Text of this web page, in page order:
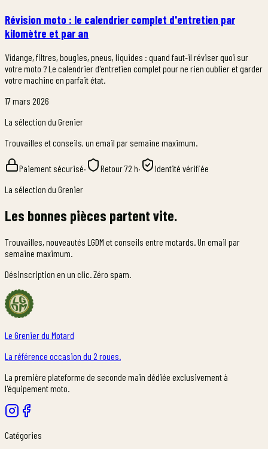
Révision moto : le calendrier complet d'entretien par
kilomètre et par an
Vidange, filtres, bougies, pneus, liquides : quand faut-il réviser quoi sur
votre moto ? Le calendrier d'entretien complet pour ne rien oublier et garder
votre machine en parfait état.
17 mars 2026
La sélection du Grenier
Trouvailles et conseils, un email par semaine maximum.
Paiement sécurisé· Retour 72 h·
Identité vérifiée
La sélection du Grenier
Les bonnes pièces partent vite.
Trouvailles, nouveautés LGDM et conseils entre motards. Un email par
semaine maximum.
Désinscription en un clic. Zéro spam.
Le Grenier du Motard
La référence occasion du 2 roues.
La première plateforme de seconde main dédiée exclusivement à
l'équipement moto.
Catégories